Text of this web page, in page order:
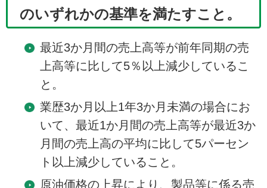
のいずれかの基準を満たすこと。
最近3か月間の売上高等が前年同期の売
上高等に比して5％以上減少しているこ
と。
業歴3か月以上1年3か月未満の場合にお
いて、最近1か月間の売上高等が最近3か
月間の売上高の平均に比して5パーセン
ト以上減少していること。
原油価格の上昇により、製品等に係る売